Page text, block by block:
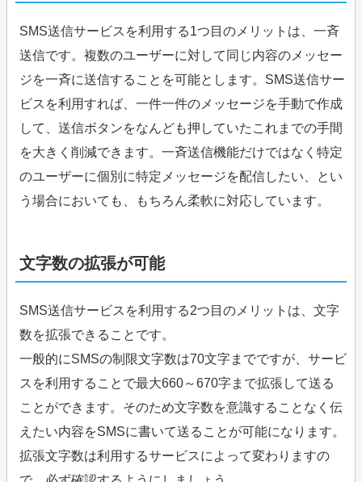
SMS送信サービスを利用する1つ目のメリットは、一斉
送信です。複数のユーザーに対して同じ内容のメッセー
ジを一斉に送信することを可能とします。SMS送信サー
ビスを利用すれば、一件一件のメッセージを手動で作成
して、送信ボタンをなんども押していたこれまでの手間
を大きく削減できます。一斉送信機能だけではなく特定
のユーザーに個別に特定メッセージを配信したい、とい
う場合においても、もちろん柔軟に対応しています。
文字数の拡張が可能
SMS送信サービスを利用する2つ目のメリットは、文字
数を拡張できることです。
一般的にSMSの制限文字数は70文字までですが、サービ
スを利用することで最大660～670字まで拡張して送る
ことができます。そのため文字数を意識することなく伝
えたい内容をSMSに書いて送ることが可能になります。
拡張文字数は利用するサービスによって変わりますの